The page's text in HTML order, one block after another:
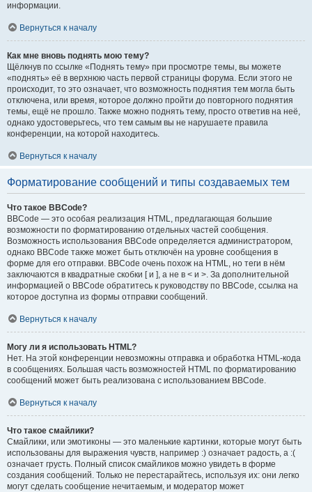
информации.
Вернуться к началу
Как мне вновь поднять мою тему?
Щёлкнув по ссылке «Поднять тему» при просмотре темы, вы можете
«поднять» её в верхнюю часть первой страницы форума. Если этого не
происходит, то это означает, что возможность поднятия тем могла быть
отключена, или время, которое должно пройти до повторного поднятия
темы, ещё не прошло. Также можно поднять тему, просто ответив на неё,
однако удостоверьтесь, что тем самым вы не нарушаете правила
конференции, на которой находитесь.
Вернуться к началу
Форматирование сообщений и типы создаваемых тем
Что такое BBCode?
BBCode — это особая реализация HTML, предлагающая большие
возможности по форматированию отдельных частей сообщения.
Возможность использования BBCode определяется администратором,
однако BBCode также может быть отключён на уровне сообщения в
форме для его отправки. BBCode очень похож на HTML, но теги в нём
заключаются в квадратные скобки [ и ], а не в < и >. За дополнительной
информацией о BBCode обратитесь к руководству по BBCode, ссылка на
которое доступна из формы отправки сообщений.
Вернуться к началу
Могу ли я использовать HTML?
Нет. На этой конференции невозможны отправка и обработка HTML-кода
в сообщениях. Большая часть возможностей HTML по форматированию
сообщений может быть реализована с использованием BBCode.
Вернуться к началу
Что такое смайлики?
Смайлики, или эмотиконы — это маленькие картинки, которые могут быть
использованы для выражения чувств, например :) означает радость, а :(
означает грусть. Полный список смайликов можно увидеть в форме
создания сообщений. Только не перестарайтесь, используя их: они легко
могут сделать сообщение нечитаемым, и модератор может